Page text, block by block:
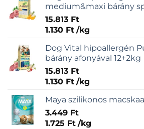
medium&maxi bárány
15.813 Ft
1.130 Ft /kg
Dog Vital hipoallergén
bárány afonyával 12+2kg
15.813 Ft
1.130 Ft /kg
Maya szilikonos
3.449 Ft
1.725 Ft /kg